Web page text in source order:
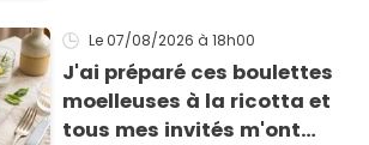
Le 07/08/2026 à 18h00
J'ai préparé ces boulettes
moelleuses à la ricotta et
tous mes invités m'ont